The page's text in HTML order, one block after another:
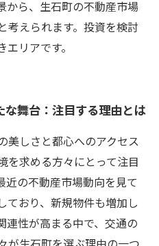
から、生石町の不動産市場
考えられます。投資を検討
リアです。
舞台：注目する理由とは
美しさと都心へのアクセス
を求める方々にとって注目
近の不動産市場動向を見て
ており、新規物件も増加し
連性が高まる中で、交通の